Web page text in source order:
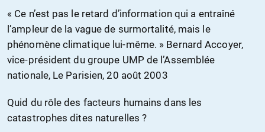
« Ce n’est pas le retard d’information qui a entraîné
l’ampleur de la vague de surmortalité, mais le
phénomène climatique lui-même. » Bernard Accoyer,
vice-président du groupe UMP de l’Assemblée
nationale, Le Parisien, 20 août 2003
Quid du rôle des facteurs humains dans les
catastrophes dites naturelles ?